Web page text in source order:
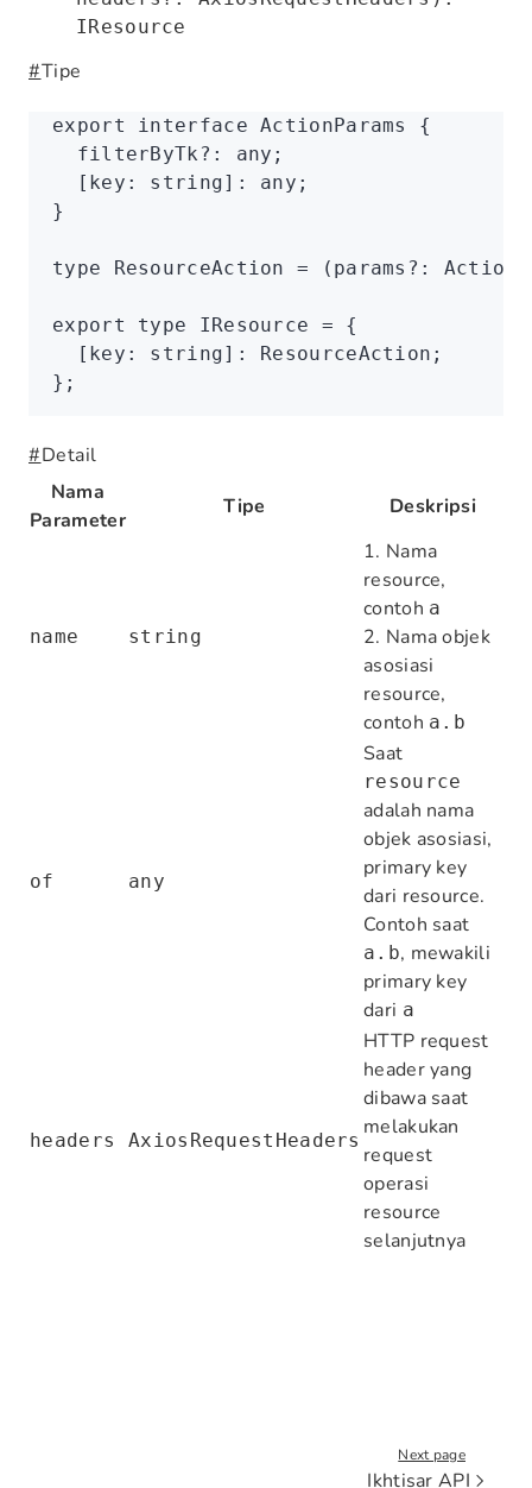
IResource
#Tipe
export interface ActionParams
{
  filterByTk
?: any ;
  [key
: string] : any ;
}
type ResourceAction = (params ?:
export type IResource = {
  [key
: string] : ResourceAction ;
};
#Detail
Nama
Parameter
Tipe Deskripsi
name string
1. Nama
resource,
contoh a
2. Nama objek
asosiasi
resource,
contoh a.b
of any
Saat
resource
adalah nama
objek asosiasi,
primary key
dari resource.
Contoh saat
a.b, mewakili
primary key
dari a
headers AxiosRequestHeaders
HTTP request
header yang
dibawa saat
melakukan
request
operasi
resource
selanjutnya
Next page
Ikhtisar API